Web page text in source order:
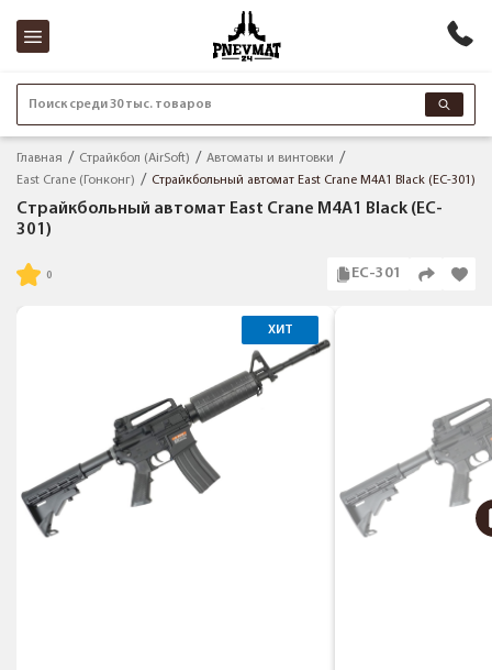
Поиск среди 30 тыс. товаров
Главная Страйкбол (AirSoft)
Автоматы и винтовки
East Crane (Гонконг)
Страйкбольный автомат East Crane M4A1 Black (EC-301)
Страйкбольный автомат East Crane M4A1 Black (EC-
301)
EC-301
ХИТ